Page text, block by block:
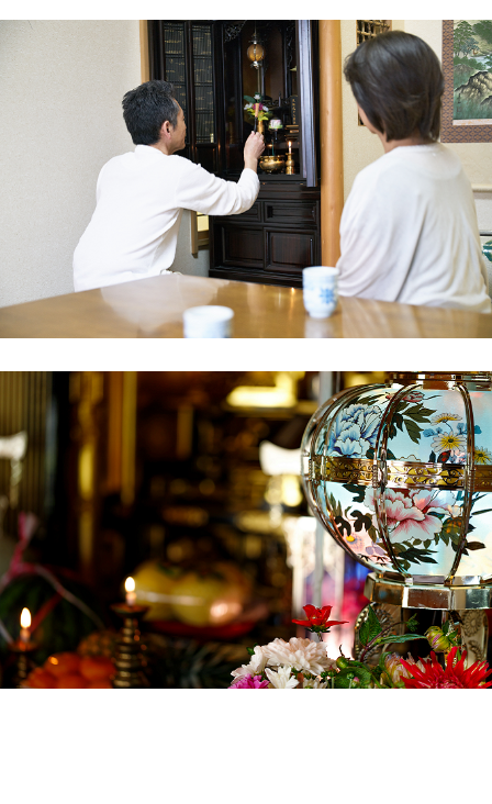
岩手県北上市在住 千田 様
実家の建て替えに伴い、古くなった仏壇を処分
し、新しい家に合うモダンな仏壇に買い替える
ことになりました。長年、家族の中心にあった
仏壇ですので、最後は感謝の気持ちを込めて送
り出したいと思い、供養に力を入れている一休
堂さんに相談しました。ホームページの「お客
様の声」を読み、ここなら信頼できそうだと感
じたのも理由の一つです。
事前相談では、料金体系が非常に明確で、追加
費用の心配がない点が良かったです。当日は、
スタッフの方が仏壇に対して深く敬意を払い、
解体・搬出も手際が良く、見ていて安心感があ
りました。
作業後の清掃まで丁寧にしていただき、サービ
ス質の高さに驚きました。北上市で仏壇の供
養・処分を検討されている方は、一休堂さんに
相談すれば間違いないと思います。